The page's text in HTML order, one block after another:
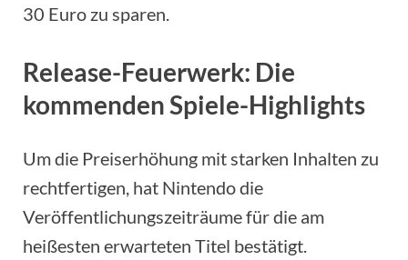
30 Euro zu sparen.
Release-Feuerwerk: Die
kommenden Spiele-Highlights
Um die Preiserhöhung mit starken Inhalten zu
rechtfertigen, hat Nintendo die
Veröffentlichungszeiträume für die am
heißesten erwarteten Titel bestätigt.